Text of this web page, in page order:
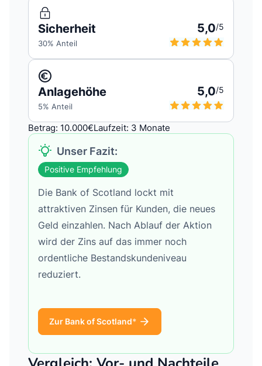
Sicherheit 5,0/5
30% Anteil
Anlagehöhe 5,0/5
5% Anteil
Betrag: 10.000€Laufzeit: 3 Monate
Unser Fazit:
Positive Empfehlung
Die Bank of Scotland lockt mit
attraktiven Zinsen für Kunden, die neues
Geld einzahlen. Nach Ablauf der Aktion
wird der Zins auf das immer noch
ordentliche Bestandskundeniveau
reduziert.
Zur Bank of Scotland